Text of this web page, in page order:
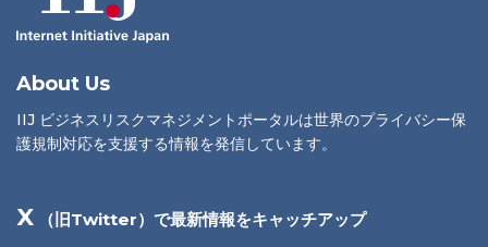
About Us
IIJ ビジネスリスクマネジメントポータルは世界のプライバシー保
護規制対応を支援する情報を発信しています。
X （旧Twitter）で最新情報をキャッチアップ